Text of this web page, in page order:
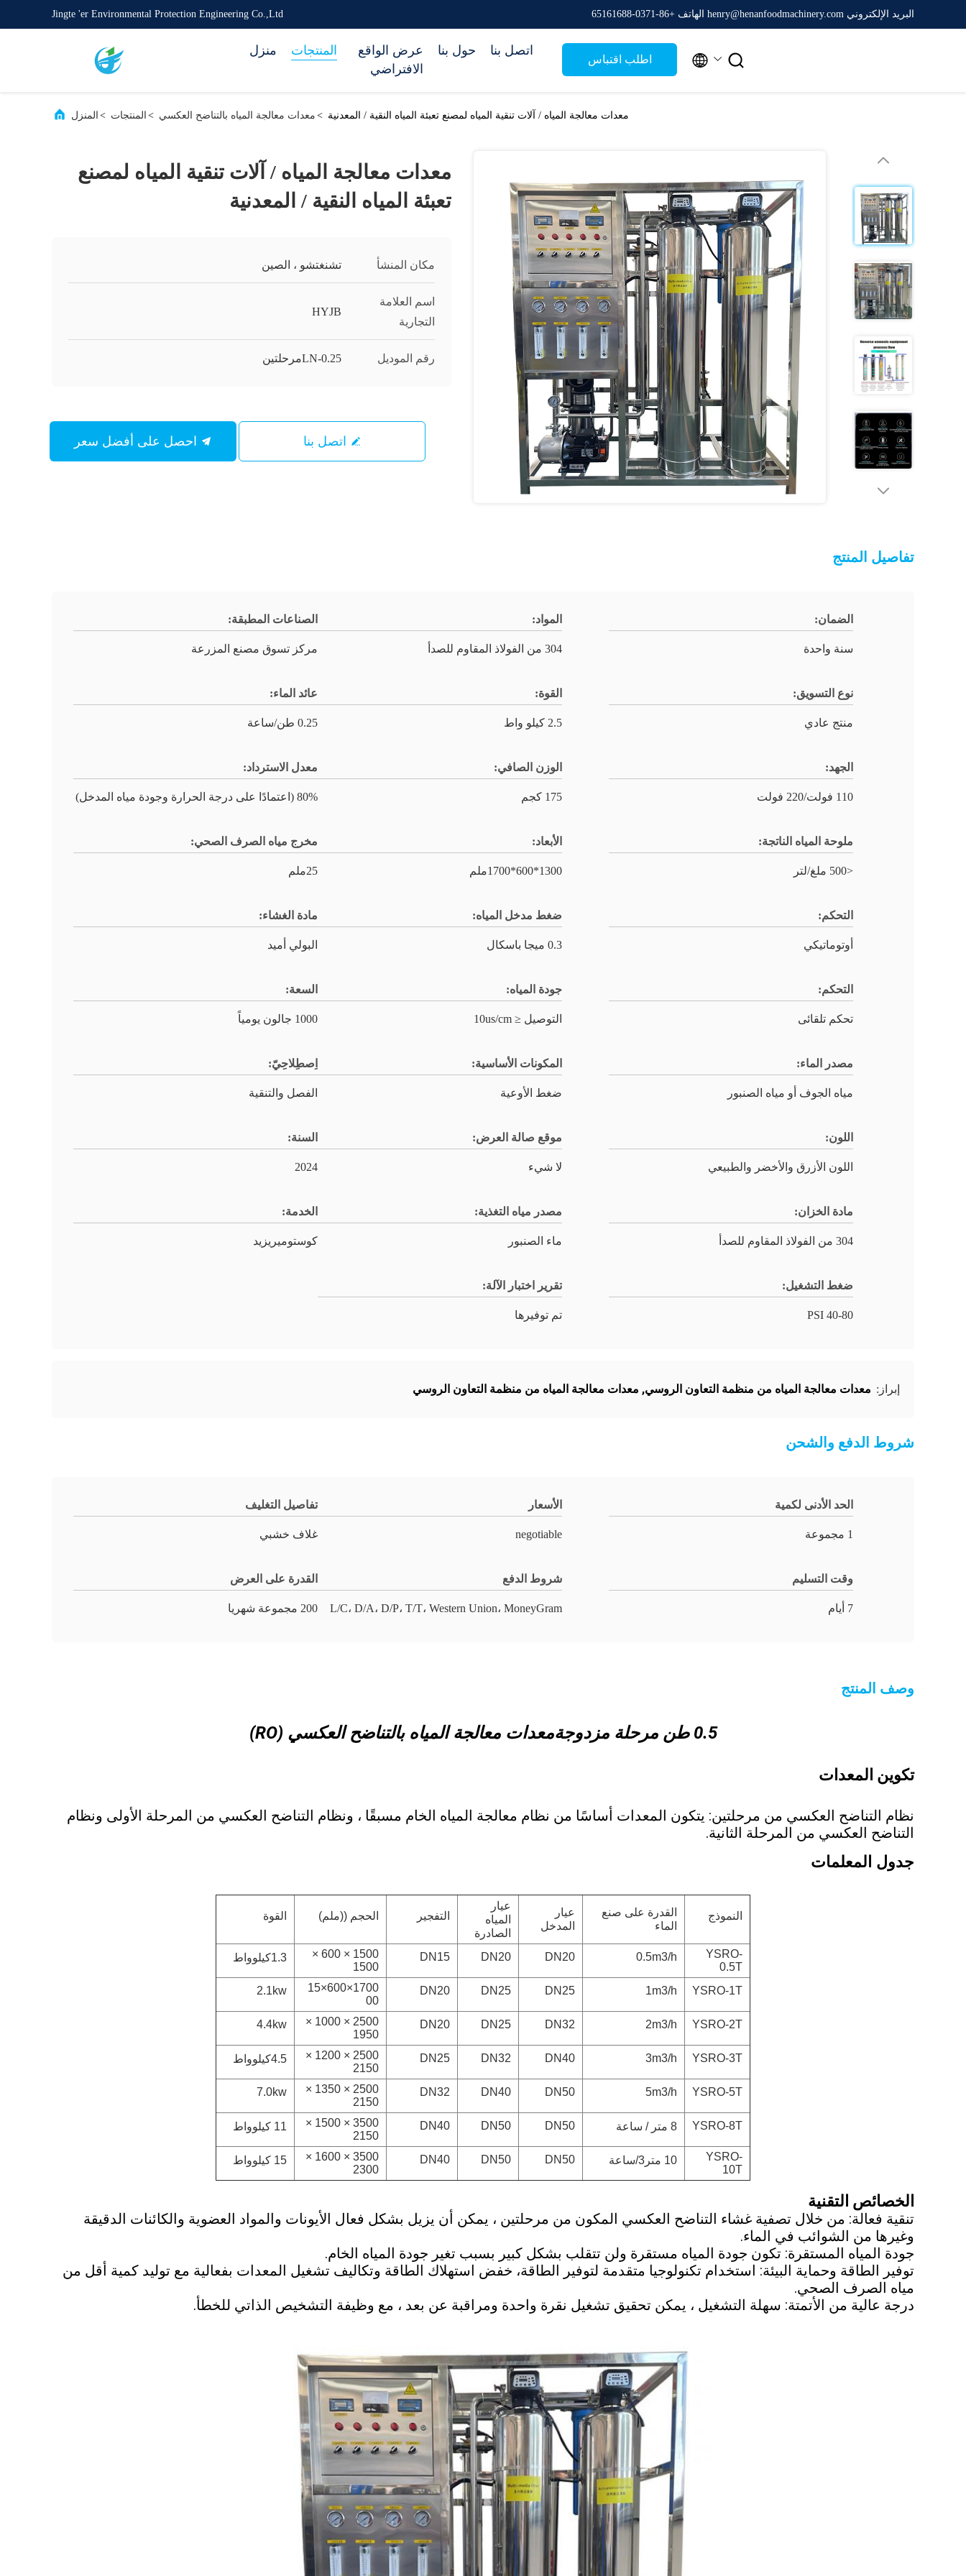
Jingte 'er Environmental Protection Engineering Co.,Ltd البريد الإلكتروني henry@henanfoodmachinery.com الهاتف +86-0371-65161688
منزل المنتجات
عرض الواقع
الافتراضي
حول بنا اتصل بنا
اطلب اقتباس  
المنزل > المنتجات > معدات معالجة المياه بالتناضح العكسي > معدات معالجة المياه / آلات تنقية المياه لمصنع تعبئة المياه النقية / المعدنية
معدات معالجة المياه / آلات تنقية المياه لمصنع
تعبئة المياه النقية / المعدنية
مكان المنشأ تشنغتشو ، الصين
اسم العلامة
التجارية
HYJB
رقم الموديل LN-0.25مرحلتين
اتصل بنا
تفاصيل المنتج
الضمان:
سنة واحدة
المواد:
304 من الفولاذ المقاوم للصدأ
الصناعات المطبقة:
مركز تسوق مصنع المزرعة
نوع التسويق:
منتج عادي
القوة:
2.5 كيلو واط
عائد الماء:
0.25 طن/ساعة
الجهد:
110 فولت/220 فولت
الوزن الصافي:
175 كجم
معدل الاسترداد:
80% (اعتمادًا على درجة الحرارة وجودة مياه المدخل)
ملوحة المياه الناتجة:
<500 ملغ/لتر
الأبعاد:
1300*600*1700ملم
مخرج مياه الصرف الصحي:
25ملم
التحكم:
أوتوماتيكي
ضغط مدخل المياه:
0.3 ميجا باسكال
مادة الغشاء:
البولي أميد
التحكم:
تحكم تلقائى
جودة المياه:
التوصيل ≤ 10us/cm
السعة:
1000 جالون يومياً
مصدر الماء:
مياه الجوف أو مياه الصنبور
المكونات الأساسية:
ضغط الأوعية
اِصطِلاحِيّ:
الفصل والتنقية
اللون:
اللون الأزرق والأخضر والطبيعي
موقع صالة العرض:
لا شيء
السنة:
2024
مادة الخزان:
304 من الفولاذ المقاوم للصدأ
مصدر مياه التغذية:
ماء الصنبور
الخدمة:
كوستوميريزيد
ضغط التشغيل:
40-80 PSI
تقرير اختبار الآلة:
تم توفيرها
إبراز: معدات معالجة المياه من منظمة التعاون الروسي, معدات معالجة المياه من منظمة التعاون الروسي
شروط الدفع والشحن
الحد الأدنى لكمية
1 مجموعة
الأسعار
negotiable
تفاصيل التغليف
غلاف خشبي
وقت التسليم
7 أيام
شروط الدفع
L/C، D/A، D/P، T/T، Western Union، MoneyGram
القدرة على العرض
200 مجموعة شهريا
وصف المنتج
0.5 طن مرحلة مزدوجة معدات معالجة المياه بالتناضح العكسي (RO)
تكوين المعدات
نظام التناضح العكسي من مرحلتين: يتكون المعدات أساسًا من نظام معالجة المياه الخام مسبقًا ، ونظام التناضح العكسي من المرحلة الأولى ونظام
التناضح العكسي من المرحلة الثانية.
جدول المعلمات
النموذج
القدرة على صنع
الماء
عيار
المدخل
عيار
المياه
الصادرة
التفجير الحجم ((ملم) القوة
YSRO-
0.5T
0.5m3/h
DN20
DN20
DN15
1500 × 600 ×
1500
1.3كيلوواط
YSRO-1T
1m3/h
DN25
DN25
DN20
1700×600×15
00
2.1kw
YSRO-2T
2m3/h
DN32
DN25
DN20
2500 × 1000 ×
1950
4.4kw
YSRO-3T
3m3/h
DN40
DN32
DN25
2500 × 1200 ×
2150
4.5كيلوواط
YSRO-5T
5m3/h
DN50
DN40
DN32
2500 × 1350 ×
2150
7.0kw
YSRO-8T 8 متر / ساعة DN50
DN50
DN40
3500 × 1500 ×
2150
11 كيلوواط
YSRO-
10T
10 متر3/ساعة DN50
DN50
DN40
3500 × 1600 ×
2300
15 كيلوواط
الخصائص التقنية
تنقية فعالة: من خلال تصفية غشاء التناضح العكسي المكون من مرحلتين ، يمكن أن يزيل بشكل فعال الأيونات والمواد العضوية والكائنات الدقيقة
وغيرها من الشوائب في الماء.
جودة المياه المستقرة: تكون جودة المياه مستقرة ولن تتقلب بشكل كبير بسبب تغير جودة المياه الخام.
توفير الطاقة وحماية البيئة: استخدام تكنولوجيا متقدمة لتوفير الطاقة، خفض استهلاك الطاقة وتكاليف تشغيل المعدات بفعالية مع توليد كمية أقل من
مياه الصرف الصحي.
درجة عالية من الأتمتة: سهلة التشغيل ، يمكن تحقيق تشغيل نقرة واحدة ومراقبة عن بعد ، مع وظيفة التشخيص الذاتي للخطأ.